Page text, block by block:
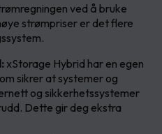
ved å bruke
strømpriser er det flere
xStorage Hybrid har en egen
sikrer at systemer og
og sikkerhetssystemer
Dette gir deg ekstra